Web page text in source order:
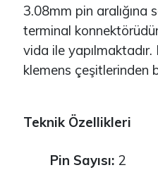
3.08mm pin aralığına
terminal
vida ile yapılmaktadır.
klemens çeşitlerinden
Teknik Özellikleri
Pin Sayısı:2